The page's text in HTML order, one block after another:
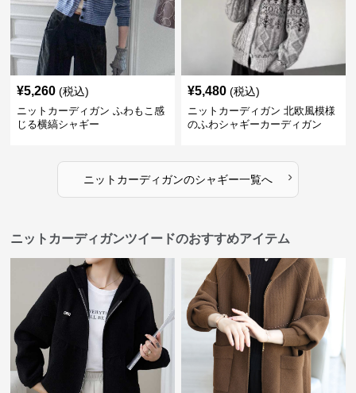
¥5,260 (税込)
ニットカーディガン ふわもこ感
じる横縞シャギー
¥5,480 (税込)
ニットカーディガン 北欧風模様
のふわシャギーカーディガン
ニットカーディガンのシャギー一覧へ ›
ニットカーディガンツイードのおすすめアイテム